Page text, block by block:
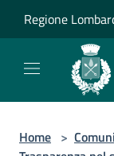
Regione
Home >